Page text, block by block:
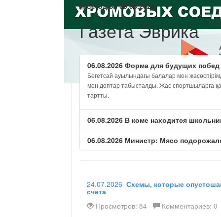
Сегодня: 06.08.2026
Газета Эврика
06.08.2026 Форма для будущих побед
Бөгетсай ауылындағы балалар мен
мен доптар табысталды. Жас спортшыларға
тартты.
06.08.2026 В коме находится
06.08.2026 Министр: Мясо
24.07.2026 Схемы, которые
счета
Просмотров: 84 Комментариев: 0